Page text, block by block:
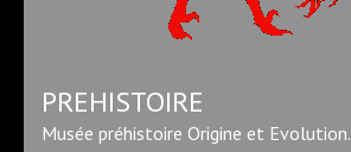
PREHISTOIRE
Musée préhistoire Origine et Evolution.